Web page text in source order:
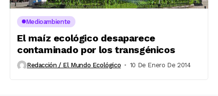
Medioambiente
El maíz ecológico desaparece
contaminado por los transgénicos
Redacción / El Mundo Ecológico 10 De Enero De 2014